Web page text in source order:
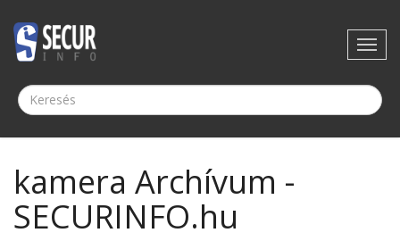
kamera Archívum -
SECURINFO.hu